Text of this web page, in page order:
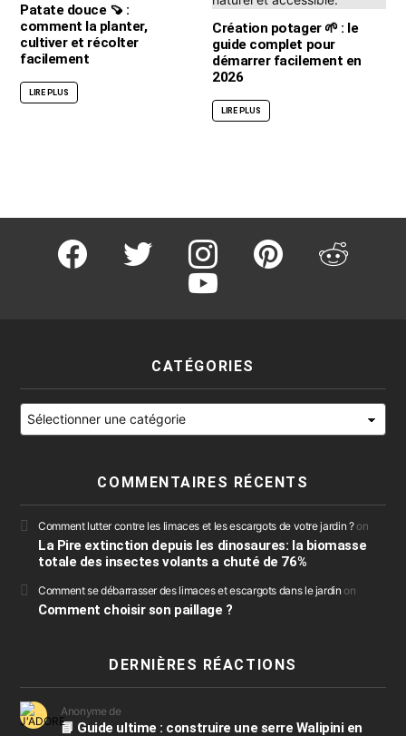
Patate douce 🍠 :
comment la planter,
cultiver et récolter
facilement
LIRE PLUS
Création potager 🌱 : le
guide complet pour
démarrer facilement en
2026
LIRE PLUS
facebook twitter instagram pinterest reddit
youtube
CATÉGORIES
Catégories
COMMENTAIRES RÉCENTS
Comment lutter contre les limaces et les escargots de votre jardin ?on
La Pire extinction depuis les dinosaures: la biomasse
totale des insectes volants a chuté de 76%
Comment se débarrasser des limaces et escargots dans le jardin on
Comment choisir son paillage ?
DERNIÈRES RÉACTIONS
Anonyme de
📘 Guide ultime : construire une serre Walipini en